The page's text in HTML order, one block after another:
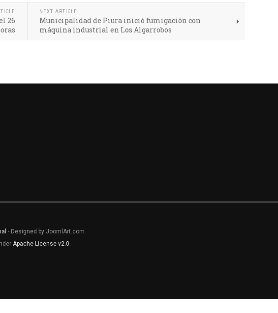
26
NEXT ARTICLE
Municipalidad de Piura inició fumigación con
máquina industrial en Los Algarrobos
- Designed by JoomlArt.com.
Apache License v2.0.